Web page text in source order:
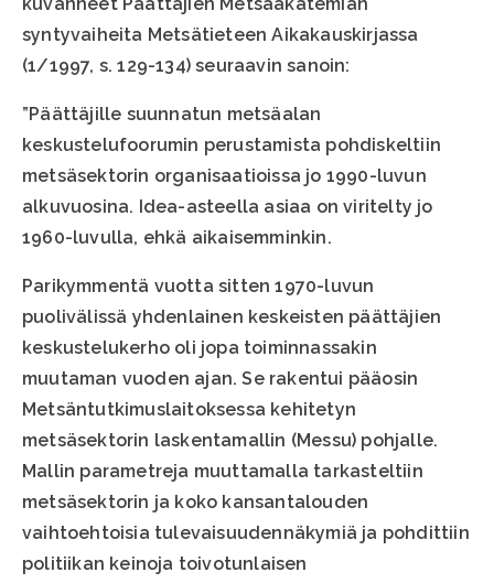
syntyvaiheita Metsätieteen Aikakauskirjassa
(1/1997, s. 129-134) seuraavin sanoin:
”Päättäjille suunnatun metsäalan
keskustelufoorumin perustamista pohdiskeltiin
metsäsektorin organisaatioissa jo 1990-luvun
alkuvuosina. Idea-asteella asiaa on viritelty jo
1960-luvulla, ehkä aikaisemminkin.
Parikymmentä vuotta sitten 1970-luvun
puolivälissä yhdenlainen keskeisten päättäjien
keskustelukerho oli jopa toiminnassakin
muutaman vuoden ajan. Se rakentui pääosin
Metsäntutkimuslaitoksessa kehitetyn
metsäsektorin laskentamallin (Messu) pohjalle.
Mallin parametreja muuttamalla tarkasteltiin
metsäsektorin ja koko kansantalouden
vaihtoehtoisia tulevaisuudennäkymiä ja pohdittiin
politiikan keinoja toivotunlaisen